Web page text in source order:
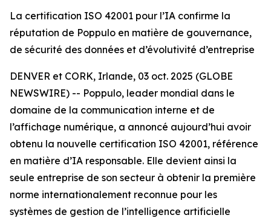
La certification ISO 42001 pour l’IA confirme la
réputation de Poppulo en matière de gouvernance,
de sécurité des données et d’évolutivité d’entreprise
DENVER et CORK, Irlande, 03 oct. 2025 (GLOBE
NEWSWIRE) -- Poppulo, leader mondial dans le
domaine de la communication interne et de
l’affichage numérique, a annoncé aujourd’hui avoir
obtenu la nouvelle certification ISO 42001, référence
en matière d’IA responsable. Elle devient ainsi la
seule entreprise de son secteur à obtenir la première
norme internationalement reconnue pour les
systèmes de gestion de l’intelligence artificielle